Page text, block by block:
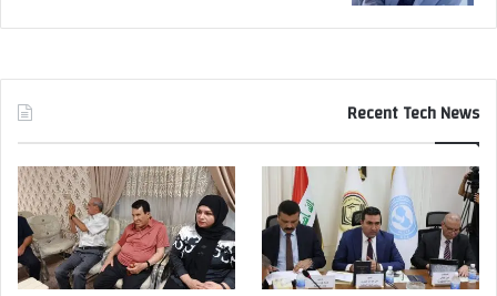
Recent Tech News